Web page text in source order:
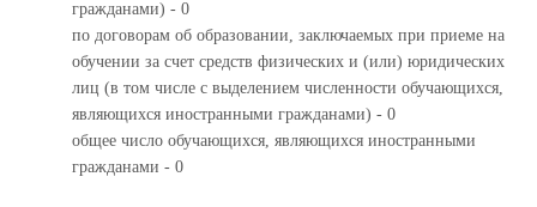
гражданами) - 0
по договорам об образовании, заключаемых при приеме на
обучении за счет средств физических и (или) юридических
лиц (в том числе с выделением численности обучающихся,
являющихся иностранными гражданами) - 0
общее число обучающихся, являющихся иностранными
гражданами - 0